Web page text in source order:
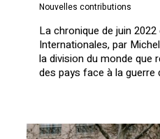
Nouvelles contributions
La chronique de juin
Internationales, par
la division du monde que
des pays face à la guerre